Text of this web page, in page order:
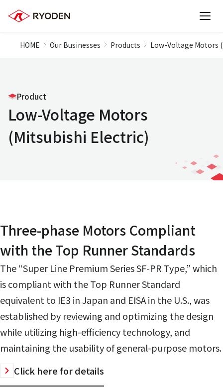
HOME Our Businesses Products Low-Voltage Motors
Product
Low-Voltage Motors
(Mitsubishi Electric)
Three-phase Motors Compliant
with the Top Runner Standards
The “Super Line Premium Series SF-PR Type,” which
is compliant with the Top Runner Standard
equivalent to IE3 in Japan and EISA in the U.S., was
established by reviewing and optimizing the design
while utilizing high-efficiency technology, and
maintaining the usability of general-purpose motors.
Click here for details